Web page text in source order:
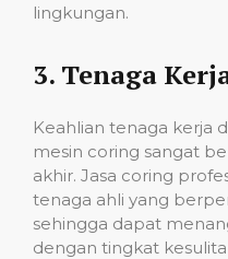
lingkungan.
3. Tenaga
Keahlian tenaga kerja
mesin coring sangat
akhir. Jasa coring
tenaga ahli yang
sehingga dapat
dengan tingkat